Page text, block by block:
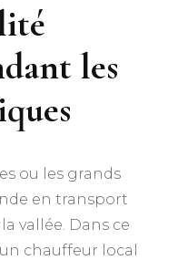
les
ou les grands
en transport
vallée. Dans ce
chauffeur local